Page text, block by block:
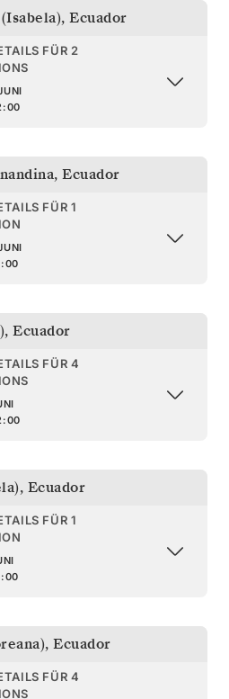
, Ecuador
FÜR 2
, Ecuador
FÜR 1
, Ecuador
FÜR 4
, Ecuador
FÜR 1
, Ecuador
FÜR 4